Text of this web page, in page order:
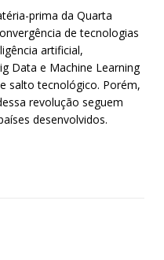
prima da Quarta
de tecnologias
artificial,
Data e Machine Learning
salto tecnológico. Porém,
revolução seguem
desenvolvidos.